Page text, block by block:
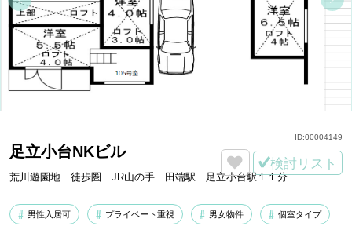
足立小台NKビル
荒川遊園地 徒歩圏 JR山の手 田端駅 足立小台駅１１分
検討リスト
男性入居可 プライベート重視 男女物件 個室タイプ
ID:00004149